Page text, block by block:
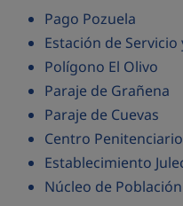
Pago Pozuela
Estación de
Polígono El Olivo
Paraje de Grañena
Paraje de Cuevas
Centro Penitenciario
Establecimiento
Núcleo de